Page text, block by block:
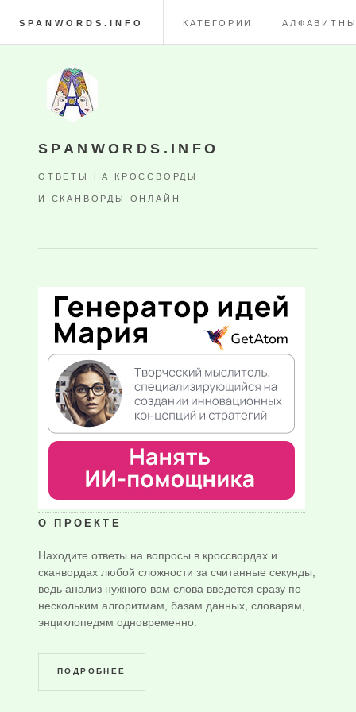
SPANWORDS.INFO КАТЕГОРИИ
SPANWORDS.INFO
ОТВЕТЫ НА КРОССВОРДЫ
И СКАНВОРДЫ ОНЛАЙН
О ПРОЕКТЕ
Находите ответы на вопросы в кроссвордах и
сканвордах любой сложности за считанные секунды,
ведь анализ нужного вам слова введется сразу по
нескольким алгоритмам, базам данных, словарям,
энциклопедям одновременно.
ПОДРОБНЕЕ